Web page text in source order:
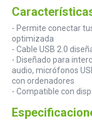
- Permite conectar
optimizada
- Cable USB 2.0
- Diseñado para
audio, micrófonos
con ordenadores
- Compatible con